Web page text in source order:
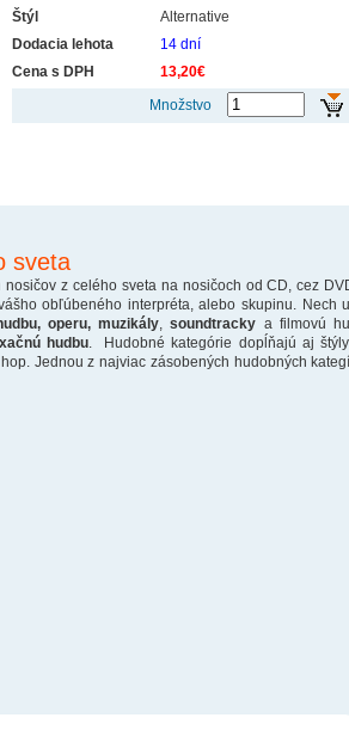
Štýl
Alternative
Dodacia lehota
14 dní
Cena s DPH
13,20€
Množstvo
sveta
z celého sveta na nosičoch od CD, cez
obľúbeného interpréta, alebo skupinu. Nech
operu, muzikály ,soundtracky a filmovú
hudbu. Hudobné kategórie dopĺňajú aj
Jednou z najviac zásobených hudobných